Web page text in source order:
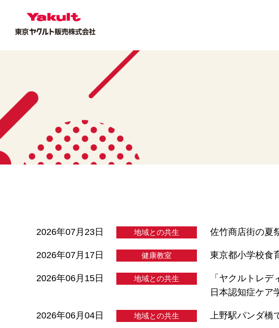
2026年07月23日 地域との共生 佐竹商店街の夏
2026年07月17日 健康教室 東京都小学校食
2026年06月15日 地域との共生
「ヤクルトレ
日本認知症ケア
2026年06月04日 地域との共生 上野駅パンダ橋